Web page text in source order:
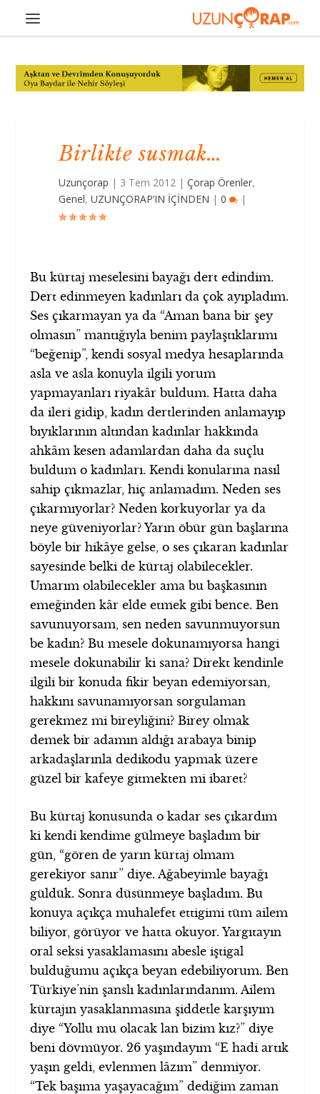
Birlikte susmak…
Uzunçorap | 3 Tem 2012 |Çorap Örenler,
Genel,UZUNÇORAP’IN İÇİNDEN |0 |
Bu kürtaj meselesini bayağı dert edindim.
Dert edinmeyen kadınları da çok ayıpladım.
Ses çıkarmayan ya da “Aman bana bir şey
olmasın” mantığıyla benim paylaştıklarımı
“beğenip”, kendi sosyal medya hesaplarında
asla ve asla konuyla ilgili yorum
yapmayanları riyakâr buldum. Hatta daha
da ileri gidip, kadın dertlerinden anlamayıp
bıyıklarının altından kadınlar hakkında
ahkâm kesen adamlardan daha da suçlu
buldum o kadınları. Kendi konularına nasıl
sahip çıkmazlar, hiç anlamadım. Neden ses
çıkarmıyorlar? Neden korkuyorlar ya da
neye güveniyorlar? Yarın öbür gün başlarına
böyle bir hikâye gelse, o ses çıkaran kadınlar
sayesinde belki de kürtaj olabilecekler.
Umarım olabilecekler ama bu başkasının
emeğinden kâr elde etmek gibi bence. Ben
savunuyorsam, sen neden savunmuyorsun
be kadın? Bu mesele dokunamıyorsa hangi
mesele dokunabilir ki sana? Direkt kendinle
ilgili bir konuda fikir beyan edemiyorsan,
hakkını savunamıyorsan sorgulaman
gerekmez mi bireyliğini? Birey olmak
demek bir adamın aldığı arabaya binip
arkadaşlarınla dedikodu yapmak üzere
güzel bir kafeye gitmekten mi ibaret?
Bu kürtaj konusunda o kadar ses çıkardım
ki kendi kendime gülmeye başladım bir
gün, “gören de yarın kürtaj olmam
gerekiyor sanır” diye. Ağabeyimle bayağı
güldük. Sonra düsünmeye başladım. Bu
konuya açıkça muhalefet ettigimi tüm ailem
biliyor, görüyor ve hatta okuyor. Yargıtayın
oral seksi yasaklamasını abesle iştigal
bulduğumu açıkça beyan edebiliyorum. Ben
Türkiye’nin şanslı kadınlarındanım. Ailem
kürtajın yasaklanmasına şiddetle karşıyım
diye “Yollu mu olacak lan bizim kız?” diye
beni dövmüyor. 26 yaşındayım “E hadi artık
yaşın geldi, evlenmen lâzım” denmiyor.
“Tek başıma yaşayacağım” dediğim zaman